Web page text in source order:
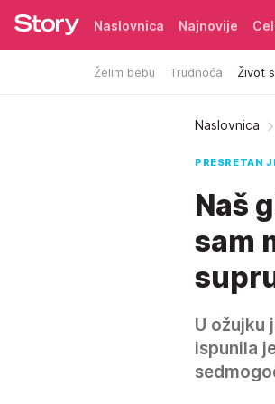
Naslovnica Najnovije
Želim bebu Trudnoća Život
Pretplata
Naslovnica
PRESRETAN
Naš
sam
U ožujku
ispunila